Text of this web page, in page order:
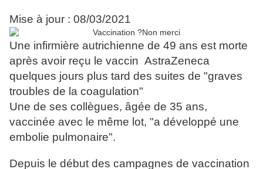
Mise à jour : 08/03/2021
Une infirmière autrichienne de 49 ans est morte
après avoir reçu le vaccin AstraZeneca
quelques jours plus tard des suites de "graves
troubles de la coagulation"
Une de ses collègues, âgée de 35 ans,
vaccinée avec le même lot, "a développé une
embolie pulmonaire".
Depuis le début des campagnes de vaccination